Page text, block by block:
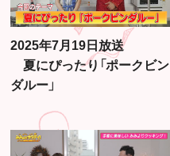
2025年7月19日放送
夏にぴったり「ポークビン
ダルー」